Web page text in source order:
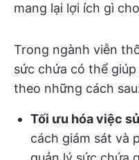
mang lại lợi ích gì
Trong ngành viễn
sức chứa có thể
theo những cách
Tối ưu hóa việc
cách giám sát và